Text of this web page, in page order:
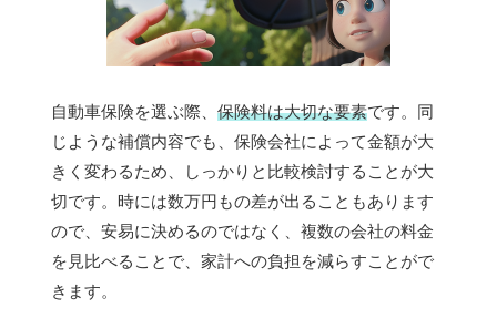
自動車保険を選ぶ際、 保険料は大切な要素です。同
じような補償内容でも、保険会社によって金額が大
きく変わるため、しっかりと比較検討することが大
切です。時には数万円もの差が出ることもあります
ので、安易に決めるのではなく、複数の会社の料金
を見比べることで、家計への負担を減らすことがで
きます。